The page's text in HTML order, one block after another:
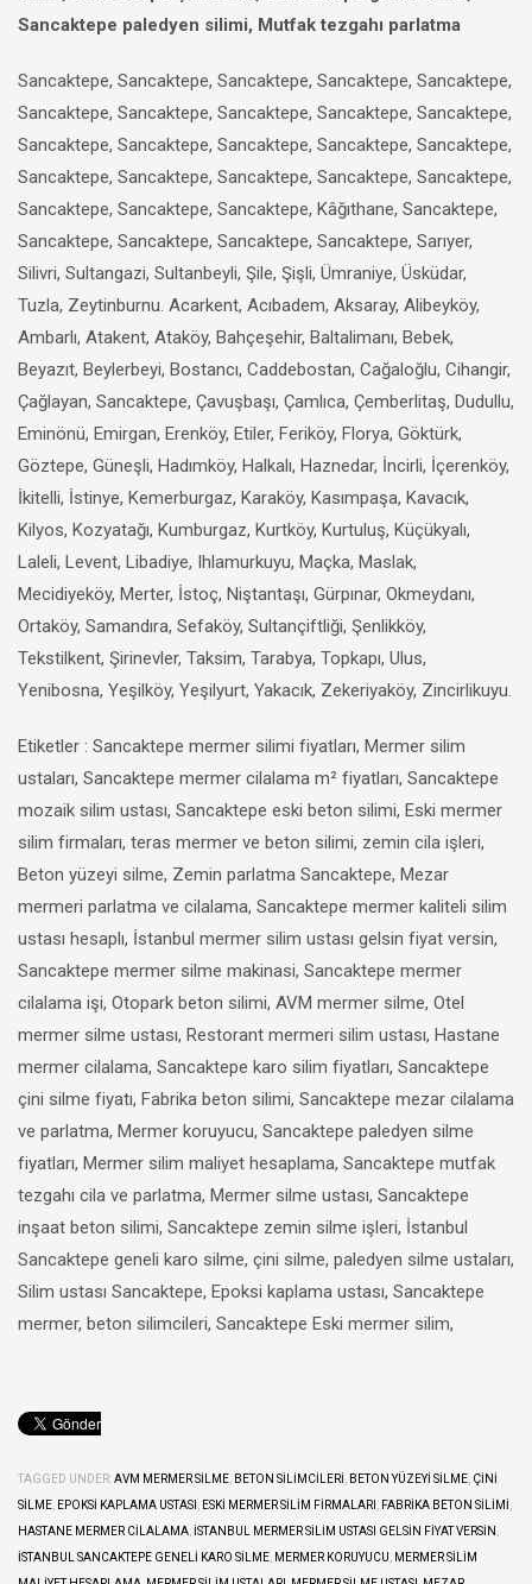
Sancaktepe paledyen silimi, Mutfak tezgahı parlatma
Sancaktepe, Sancaktepe, Sancaktepe, Sancaktepe, Sancaktepe,
Sancaktepe, Sancaktepe, Sancaktepe, Sancaktepe, Sancaktepe,
Sancaktepe, Sancaktepe, Sancaktepe, Sancaktepe, Sancaktepe,
Sancaktepe, Sancaktepe, Sancaktepe, Sancaktepe, Sancaktepe,
Sancaktepe, Sancaktepe, Sancaktepe, Kâğıthane, Sancaktepe,
Sancaktepe, Sancaktepe, Sancaktepe, Sancaktepe, Sarıyer,
Silivri, Sultangazi, Sultanbeyli, Şile, Şişli, Ümraniye, Üsküdar,
Tuzla, Zeytinburnu. Acarkent, Acıbadem, Aksaray, Alibeyköy,
Ambarlı, Atakent, Ataköy, Bahçeşehir, Baltalimanı, Bebek,
Beyazıt, Beylerbeyi, Bostancı, Caddebostan, Cağaloğlu, Cihangir,
Çağlayan, Sancaktepe, Çavuşbaşı, Çamlıca, Çemberlitaş, Dudullu,
Eminönü, Emirgan, Erenköy, Etiler, Feriköy, Florya, Göktürk,
Göztepe, Güneşli, Hadımköy, Halkalı, Haznedar, İncirli, İçerenköy,
İkitelli, İstinye, Kemerburgaz, Karaköy, Kasımpaşa, Kavacık,
Kilyos, Kozyatağı, Kumburgaz, Kurtköy, Kurtuluş, Küçükyalı,
Laleli, Levent, Libadiye, Ihlamurkuyu, Maçka, Maslak,
Mecidiyeköy, Merter, İstoç, Niştantaşı, Gürpınar, Okmeydanı,
Ortaköy, Samandıra, Sefaköy, Sultançiftliği, Şenlikköy,
Tekstilkent, Şirinevler, Taksim, Tarabya, Topkapı, Ulus,
Yenibosna, Yeşilköy, Yeşilyurt, Yakacık, Zekeriyaköy, Zincirlikuyu.
Etiketler : Sancaktepe mermer silimi fiyatları, Mermer silim
ustaları, Sancaktepe mermer cilalama m² fiyatları, Sancaktepe
mozaik silim ustası, Sancaktepe eski beton silimi, Eski mermer
silim firmaları, teras mermer ve beton silimi, zemin cila işleri,
Beton yüzeyi silme, Zemin parlatma Sancaktepe, Mezar
mermeri parlatma ve cilalama, Sancaktepe mermer kaliteli silim
ustası hesaplı, İstanbul mermer silim ustası gelsin fiyat versin,
Sancaktepe mermer silme makinasi, Sancaktepe mermer
cilalama işi, Otopark beton silimi, AVM mermer silme, Otel
mermer silme ustası, Restorant mermeri silim ustası, Hastane
mermer cilalama, Sancaktepe karo silim fiyatları, Sancaktepe
çini silme fiyatı, Fabrika beton silimi, Sancaktepe mezar cilalama
ve parlatma, Mermer koruyucu, Sancaktepe paledyen silme
fiyatları, Mermer silim maliyet hesaplama, Sancaktepe mutfak
tezgahı cila ve parlatma, Mermer silme ustası, Sancaktepe
inşaat beton silimi, Sancaktepe zemin silme işleri, İstanbul
Sancaktepe geneli karo silme, çini silme, paledyen silme ustaları,
Silim ustası Sancaktepe, Epoksi kaplama ustası, Sancaktepe
mermer, beton silimcileri, Sancaktepe Eski mermer silim,
TAGGED UNDER:AVM MERMER SILME BETON SILIMCILERI BETON YÜZEYI SILME ÇINI
SILME EPOKSI KAPLAMA USTASI ESKI MERMER SILIM FIRMALARI FABRIKA BETON SILIMI
HASTANE MERMER CILALAMA İSTANBUL MERMER SILIM USTASI GELSIN FIYAT VERSIN
İSTANBUL SANCAKTEPE GENELI KARO SILME MERMER KORUYUCU
MERMER SILIM